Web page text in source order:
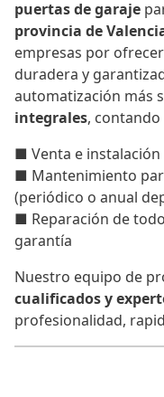
puertas de garaje
provincia de
empresas por
duradera y
automatización más
integrales, contando
■ Venta e
■ Mantenimiento
(periódico o anual
■ Reparación de
garantía
Nuestro equipo de
cualificados y
profesionalidad,